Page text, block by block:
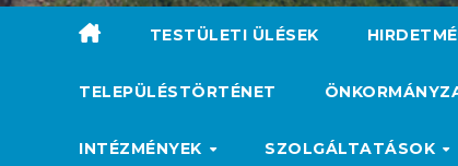
TESTÜLETI ÜLÉSEK
TELEPÜLÉSTÖRTÉNET
INTÉZMÉNYEK SZOLGÁLTATÁSOK